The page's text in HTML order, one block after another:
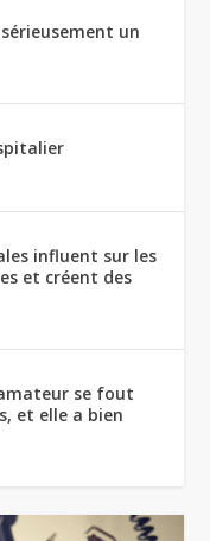
un
influent sur les
et créent des
se fout
et elle a bien